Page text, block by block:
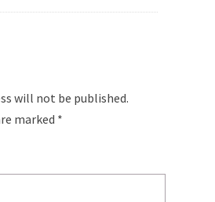
will not be published.
marked *